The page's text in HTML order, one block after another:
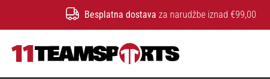
Besplatna dostava za narudžbe iznad €99,00